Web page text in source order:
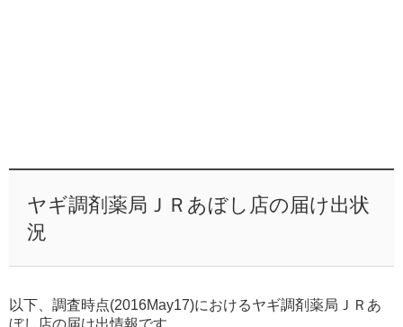
ヤギ調剤薬局ＪＲあぼし店の届け出状
況
以下、調査時点(2016May17)におけるヤギ調剤薬局ＪＲあ
ぼし店の届け出情報です。